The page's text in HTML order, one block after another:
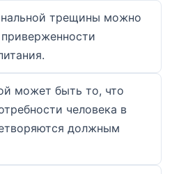
трещины можно
может быть то, что
человека в
должным